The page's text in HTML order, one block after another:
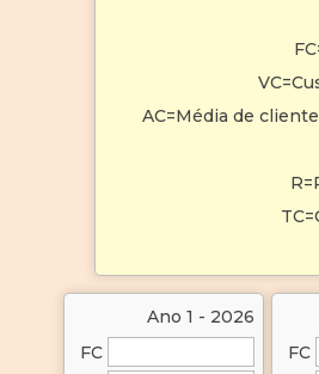
AC=Média de
Ano 1 - 2026
FC
FC